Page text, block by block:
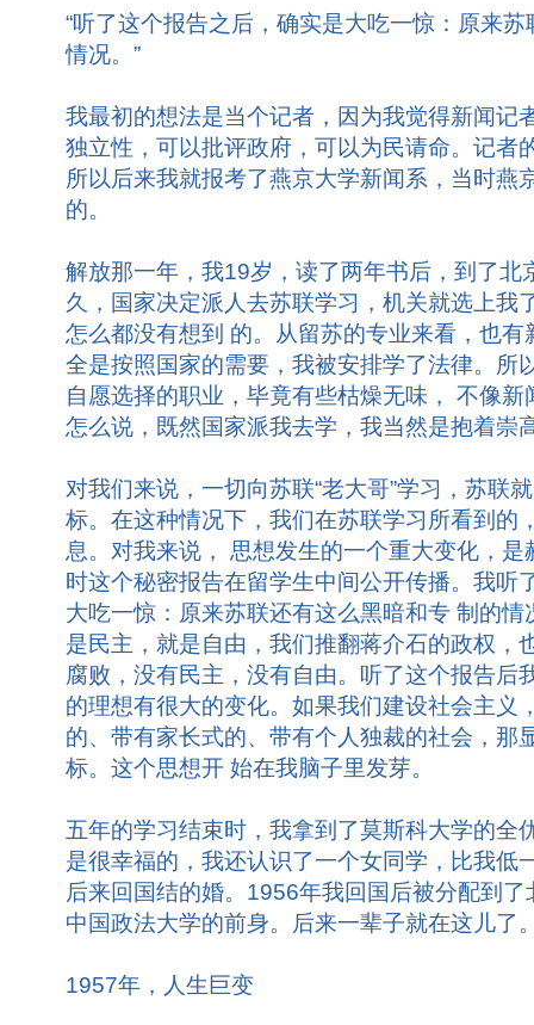
“听了这个报告之后，确实是大吃一惊：原来
情况。”
我最初的想法是当个记者，因为我觉得新闻记
独立性，可以批评政府，可以为民请命。记者
所以后来我就报考了燕京大学新闻系，当时燕
的。
解放那一年，我19岁，读了两年书后，到了北
久，国家决定派人去苏联学习，机关就选上我
怎么都没有想到 的。从留苏的专业来看，也
全是按照国家的需要，我被安排学了法律。所
自愿选择的职业，毕竟有些枯燥无味， 不像
怎么说，既然国家派我去学，我当然是抱着崇
对我们来说，一切向苏联“老大哥”学习，苏联
标。在这种情况下，我们在苏联学习所看到的
息。对我来说， 思想发生的一个重大变化，
时这个秘密报告在留学生中间公开传播。我听
大吃一惊：原来苏联还有这么黑暗和专 制的
是民主，就是自由，我们推翻蒋介石的政权，
腐败，没有民主，没有自由。听了这个报告后
的理想有很大的变化。如果我们建设社会主义
的、带有家长式的、带有个人独裁的社会，那
标。这个思想开 始在我脑子里发芽。
五年的学习结束时，我拿到了莫斯科大学的全
是很幸福的，我还认识了一个女同学，比我低
后来回国结的婚。1956年我回国后被分配到
中国政法大学的前身。后来一辈子就在这儿了
1957年，人生巨变